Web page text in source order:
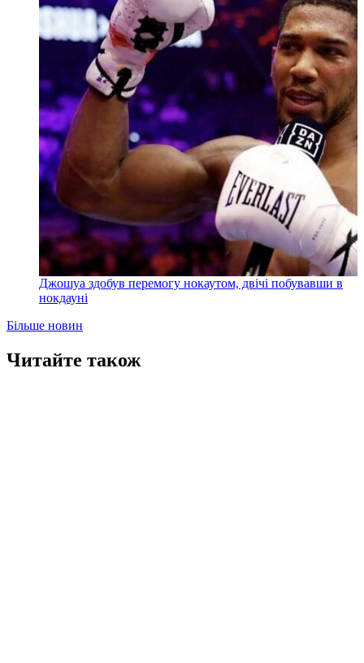
Джошуа здобув перемогу нокаутом, двічі побувавши в
нокдауні
Більше новин
Читайте також